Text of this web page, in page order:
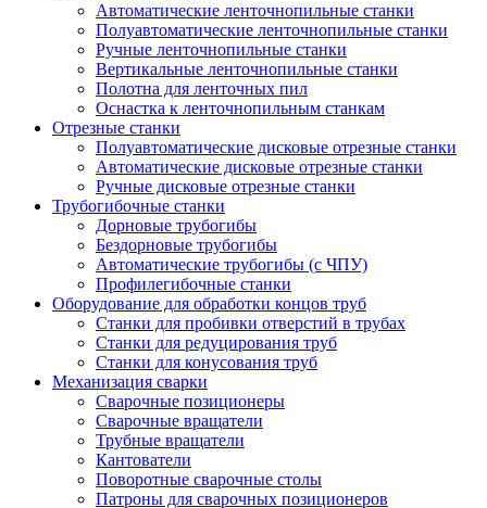
Автоматические ленточнопильные станки
Полуавтоматические ленточнопильные станки
Ручные ленточнопильные станки
Вертикальные ленточнопильные станки
Полотна для ленточных пил
Оснастка к ленточнопильным станкам
Отрезные станки
Полуавтоматические дисковые отрезные станки
Автоматические дисковые отрезные станки
Ручные дисковые отрезные станки
Трубогибочные станки
Дорновые трубогибы
Бездорновые трубогибы
Автоматические трубогибы (с ЧПУ)
Профилегибочные станки
Оборудование для обработки концов труб
Станки для пробивки отверстий в трубах
Станки для редуцирования труб
Станки для конусования труб
Механизация сварки
Сварочные позиционеры
Сварочные вращатели
Трубные вращатели
Кантователи
Поворотные сварочные столы
Патроны для сварочных позиционеров